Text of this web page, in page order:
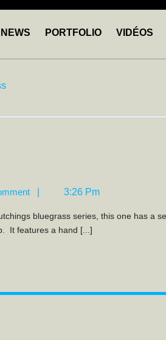
NEWS PORTFOLIO VIDÉOS
3:26 Pm
It features a hand [...]